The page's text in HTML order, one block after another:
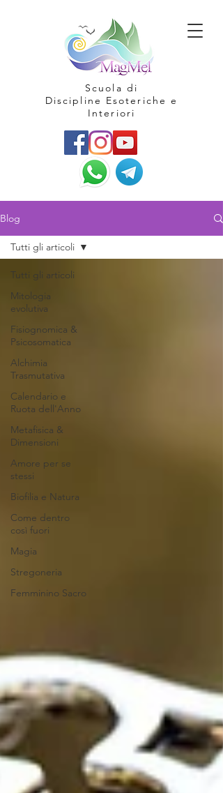
Scuola di
Discipline Esoteriche e
Interiori
Blog
Tutti gli articoli
Mitologia
evolutiva
Fisiognomica &
Psicosomatica
Alchimia
Trasmutativa
Calendario e
Ruota dell'Anno
Metafisica &
Dimensioni
Amore per se
stessi
Biofilia e Natura
Come dentro
così fuori
Magia
Stregoneria
Femminino Sacro
Tutti gli articoli